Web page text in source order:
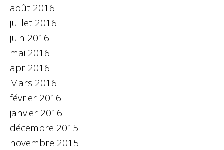
août 2016
juillet 2016
juin 2016
mai 2016
apr 2016
Mars 2016
février 2016
janvier 2016
décembre 2015
novembre 2015